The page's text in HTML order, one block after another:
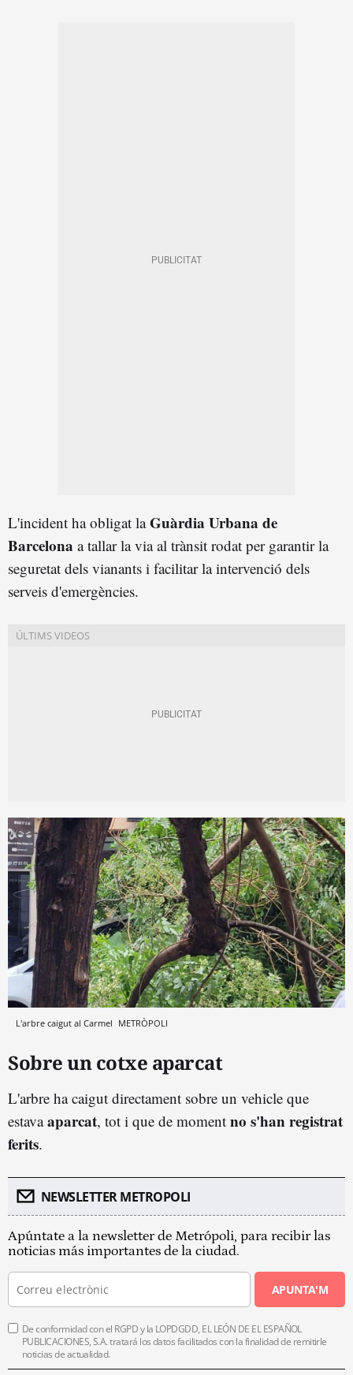
L'incident ha obligat laGuàrdia Urbana de
Barcelona a tallar la via al trànsit rodat per garantir la
seguretat dels vianants i facilitar la intervenció dels
serveis d'emergències.
L'arbre caigut al Carmel METRÒPOLI
Sobre un cotxe aparcat
L'arbre ha caigut directament sobre un vehicle que
estavaaparcat, tot i que de moment no s'han registrat
ferits.
NEWSLETTER METROPOLI
Apúntate a la newsletter de Metrópoli, para recibir las
noticias más importantes de la ciudad.
APUNTA'M
De conformidad con el RGPD y la LOPDGDD, EL LEÓN DE EL ESPAÑOL
PUBLICACIONES, S.A. tratará los datos facilitados con la finalidad de remitirle
noticias de actualidad.